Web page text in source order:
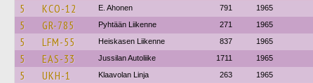
5 KCO-12 E. Ahonen 791 1965
5 GR-785 Pyhtään Liikenne 271 1965
5 LFM-55 Heiskasen Liikenne 837 1965
5 EAS-33 Jussilan Autoliike 1711 1965
5 UKH-1 Klaavolan Linja 263 1965